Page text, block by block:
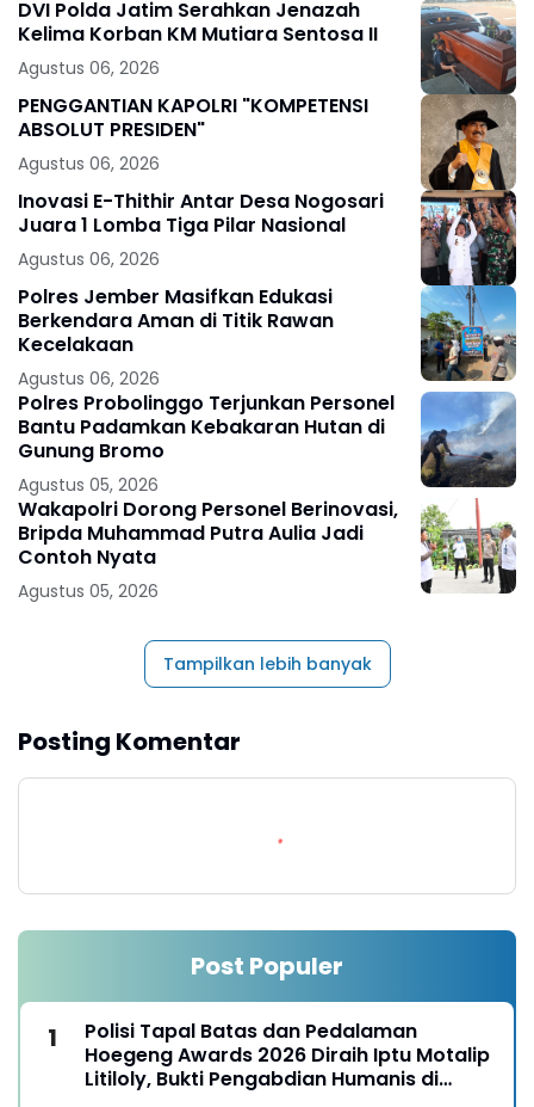
DVI Polda Jatim Serahkan Jenazah
Kelima Korban KM Mutiara Sentosa II
Agustus 06, 2026
PENGGANTIAN KAPOLRI "KOMPETENSI
ABSOLUT PRESIDEN"
Agustus 06, 2026
Inovasi E-Thithir Antar Desa Nogosari
Juara 1 Lomba Tiga Pilar Nasional
Agustus 06, 2026
Polres Jember Masifkan Edukasi
Berkendara Aman di Titik Rawan
Kecelakaan
Agustus 06, 2026
Polres Probolinggo Terjunkan Personel
Bantu Padamkan Kebakaran Hutan di
Gunung Bromo
Agustus 05, 2026
Wakapolri Dorong Personel Berinovasi,
Bripda Muhammad Putra Aulia Jadi
Contoh Nyata
Agustus 05, 2026
Tampilkan lebih banyak
Posting Komentar
Post Populer
Polisi Tapal Batas dan Pedalaman
Hoegeng Awards 2026 Diraih Iptu Motalip
Litiloly, Bukti Pengabdian Humanis di